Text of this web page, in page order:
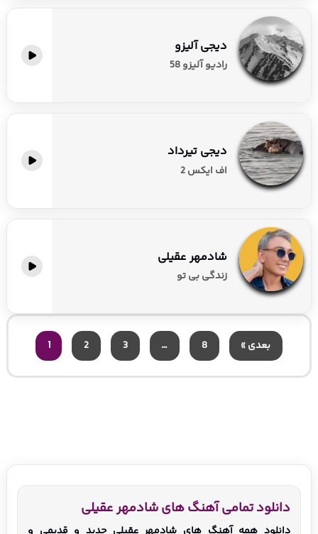
دیجی آلیزو
رادیو آلیزو 58
دیجی تیرداد
اف ایکس 2
شادمهر عقیلی
زندگی بی تو
1 2 3 … 8 بعدی »
دانلود تمامی آهنگ های شادمهر عقیلی